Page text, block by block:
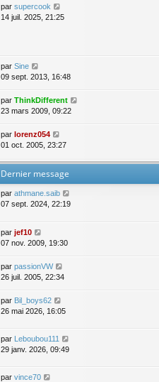
par supercook
14 juil. 2025, 21:25
par Sine
09 sept. 2013, 16:48
par ThinkDifferent
23 mars 2009, 09:22
par lorenz054
01 oct. 2005, 23:27
Dernier message
par athmane.saib
07 sept. 2024, 22:19
par jef10
07 nov. 2009, 19:30
par passionVW
26 juil. 2005, 22:34
par Bil_boys62
26 mai 2026, 16:05
par Leboubou111
29 janv. 2026, 09:49
par vince70